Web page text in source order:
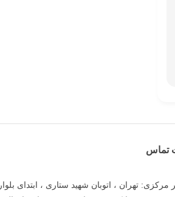
تماس
مرکزی: تهران ، اتوبان شهید ستاری ، ابتدای بلوار